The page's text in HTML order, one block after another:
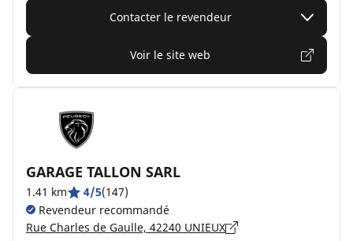
Contacter le revendeur
Voir le site web
GARAGE TALLON SARL
1.41 km 4/5(147)
Revendeur recommandé
Rue Charles de Gaulle, 42240 UNIEUX